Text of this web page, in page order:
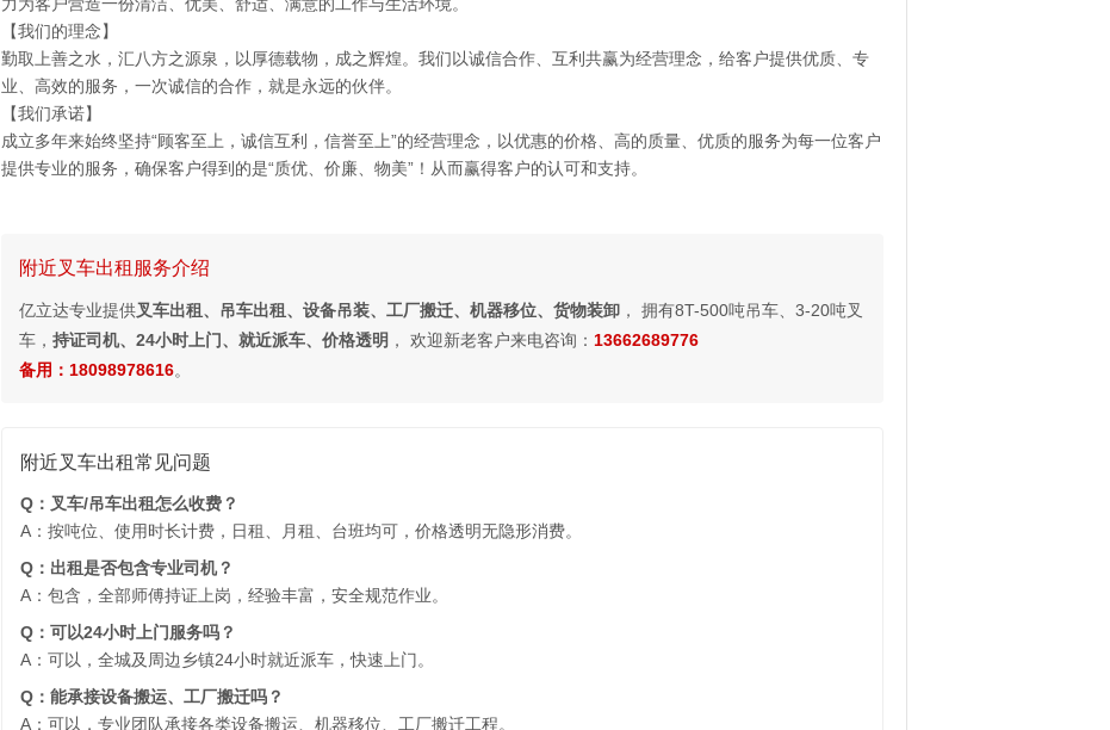
【我们的理念】
勤取上善之水，汇八方之源泉，以厚德载物，成之辉煌。我们以诚信合作、互利共赢为经营理念，给客户提供优质、专
业、高效的服务，一次诚信的合作，就是永远的伙伴。
【我们承诺】
成立多年来始终坚持“顾客至上，诚信互利，信誉至上”的经营理念，以优惠的价格、高的质量、优质的服务为每一位客户
提供专业的服务，确保客户得到的是“质优、价廉、物美”！从而赢得客户的认可和支持。
附近叉车出租服务介绍
亿立达专业提供叉车出租、吊车出租、设备吊装、工厂搬迁、机器移位、货物装卸， 拥有8T-500吨吊车、3-20吨叉
车， 持证司机、24小时上门、就近派车、价格透明 ， 欢迎新老客户来电咨询： 13662689776
备用：18098978616。
附近叉车出租常见问题
Q：叉车/吊车出租怎么收费？
A：按吨位、使用时长计费，日租、月租、台班均可，价格透明无隐形消费。
Q：出租是否包含专业司机？
A：包含，全部师傅持证上岗，经验丰富，安全规范作业。
Q：可以24小时上门服务吗？
A：可以，全城及周边乡镇24小时就近派车，快速上门。
Q：能承接设备搬运、工厂搬迁吗？
A：可以，专业团队承接各类设备搬运、机器移位、工厂搬迁工程。